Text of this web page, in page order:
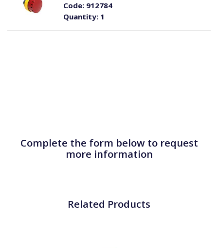
Quantity:1
Code:912784
Complete the form below to request
more information
Related Products